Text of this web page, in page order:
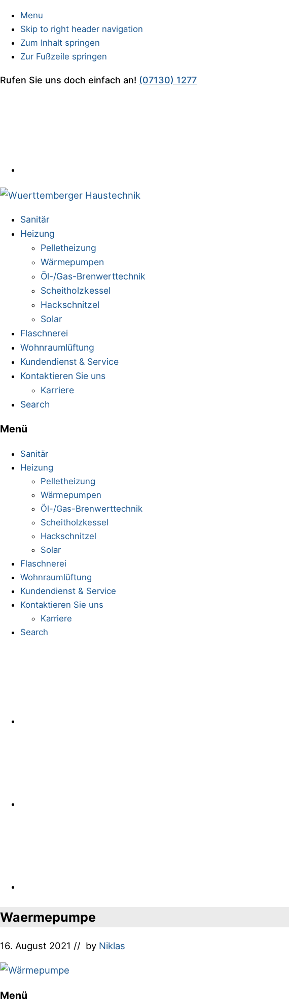
Menu
Skip to right header navigation
Zum Inhalt springen
Zur Fußzeile springen
Before
Rufen Sie uns doch einfach an! (07130) 1277
Sanitärinstallationen
Sanitär
Heizung
Pelletheizung
Wärmepumpen
Öl-/Gas-Brenwerttechnik
Scheitholzkessel
Hackschnitzel
Solar
Flaschnerei
Wohnraumlüftung
Kundendienst & Service
Kontaktieren Sie uns
Karriere
Search
Mobile
Menu
Menü
Sanitär
Heizung
Pelletheizung
Wärmepumpen
Öl-/Gas-Brenwerttechnik
Scheitholzkessel
Hackschnitzel
Solar
Flaschnerei
Wohnraumlüftung
Kundendienst & Service
Kontaktieren Sie uns
Karriere
Search
Waermepumpe
16. August 2021 // by Niklas
Footer
Menü